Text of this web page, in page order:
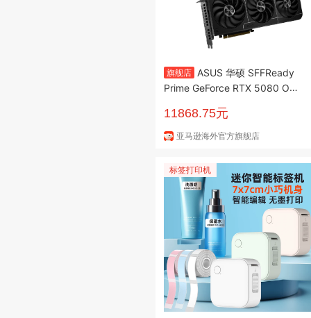
旗舰店
ASUS 华硕 SFFReady
Prime GeForce RTX 5080 OC
11868.75元
亚马逊海外官方旗舰店
标签打印机